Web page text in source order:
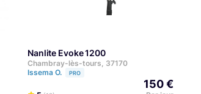
Nanlite Evoke 1200
Chambray-lès-tours, 37170
Issema O.
PRO
150 €